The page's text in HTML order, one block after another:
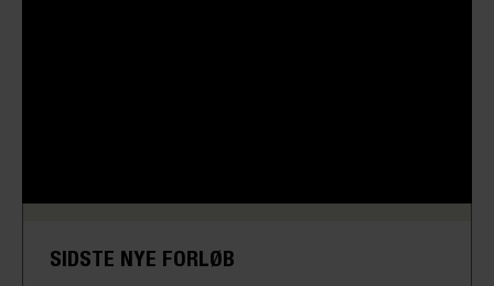
SIDSTE NYE FORLØB